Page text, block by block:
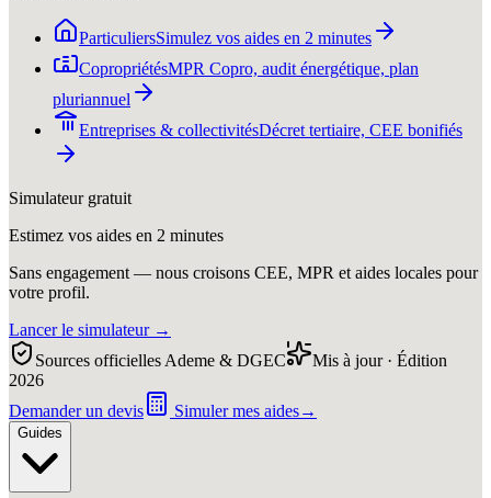
ParticuliersSimulez vos aides en 2 minutes
CopropriétésMPR Copro, audit énergétique, plan
pluriannuel
Entreprises & collectivitésDécret tertiaire, CEE bonifiés
Simulateur gratuit
Estimez vos aides en 2 minutes
Sans engagement — nous croisons CEE, MPR et aides locales pour
votre profil.
Lancer le simulateur→
Sources officielles Ademe & DGEC
Mis à jour · Édition
2026
Demander un devis
Simuler mes aides→
Guides